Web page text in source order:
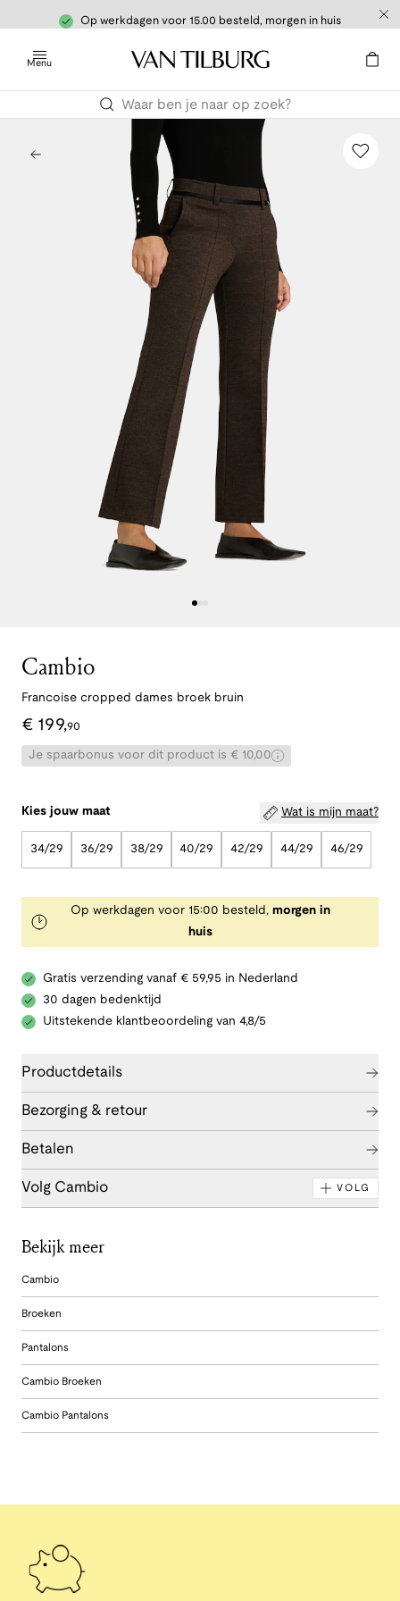
Op werkdagen voor 15.00 besteld, morgen in huis
Menu
Cambio
Francoise cropped dames broek bruin
€ 199,90
Je spaarbonus voor dit product is € 10,00
Kies jouw maat Wat is mijn maat?
34/29 36/29 38/29 40/29 42/29 44/29 46/29
Op werkdagen voor 15:00 besteld, morgen in
huis
Gratis verzending vanaf € 59,95 in Nederland
30 dagen bedenktijd
Uitstekende klantbeoordeling van 4,8/5
Productdetails
Bezorging & retour
Betalen
Volg Cambio VOLG
Bekijk meer
Cambio
Broeken
Pantalons
Cambio Broeken
Cambio Pantalons